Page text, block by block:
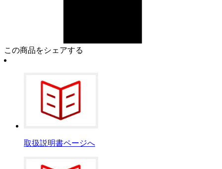
この商品をシェアする
取扱説明書ページへ